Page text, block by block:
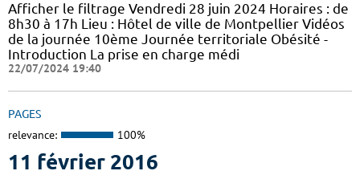
Afficher le filtrage Vendredi 28 juin 2024 Horaires : de
8h30 à 17h Lieu : Hôtel de ville de Montpellier Vidéos
de la journée 10ème Journée territoriale Obésité -
Introduction La prise en charge médi
22/07/2024 19:40
PAGES
relevance: 100%
11 février 2016